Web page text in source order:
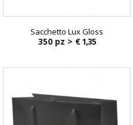
Sacchetto Lux Gloss
350 pz > € 1,35